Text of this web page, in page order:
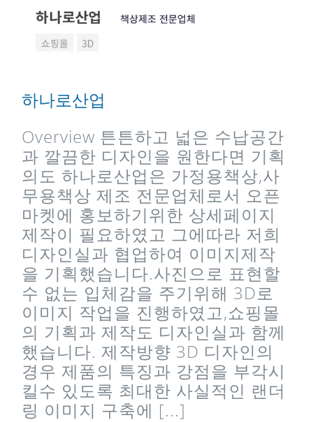
하나로산업
Overview 튼튼하고 넓은 수납공간
과 깔끔한 디자인을 원한다면 기획
의도 하나로산업은 가정용책상,사
무용책상 제조 전문업체로서 오픈
마켓에 홍보하기위한 상세페이지
제작이 필요하였고 그에따라 저희
디자인실과 협업하여 이미지제작
을 기획했습니다.사진으로 표현할
수 없는 입체감을 주기위해 3D로
이미지 작업을 진행하였고,쇼핑몰
의 기획과 제작도 디자인실과 함께
했습니다. 제작방향 3D 디자인의
경우 제품의 특징과 강점을 부각시
킬수 있도록 최대한 사실적인 랜더
링 이미지 구축에 [...]